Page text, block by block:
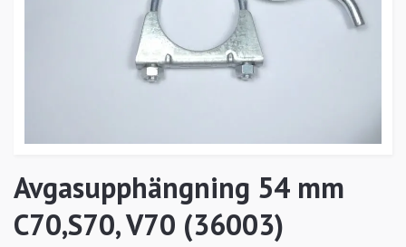
Avgasupphängning 54 mm
C70,S70, V70 (36003)